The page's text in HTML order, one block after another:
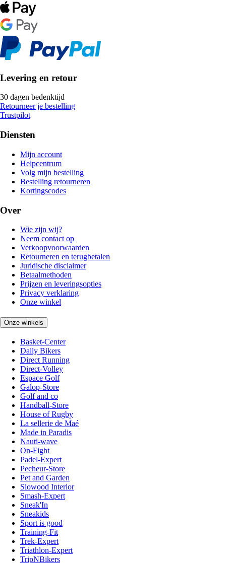
Levering en retour
30 dagen bedenktijd
Retourneer je bestelling
Trustpilot
Diensten
Mijn account
Helpcentrum
Volg mijn bestelling
Bestelling retourneren
Kortingscodes
Over
Wie zijn wij?
Neem contact op
Verkoopvoorwaarden
Retourneren en terugbetalen
Juridische disclaimer
Betaalmethoden
Prijzen en leveringsopties
Privacy verklaring
Onze winkel
Onze winkels
Basket-Center
Daily Bikers
Direct Running
Direct-Volley
Espace Golf
Galop-Store
Golf and co
Handball-Store
House of Rugby
La sellerie de Maé
Made in Paradis
Nauti-wave
On-Fight
Padel-Expert
Pecheur-Store
Pet and Garden
Slowood Interior
Smash-Expert
Sneak'In
Sneakids
Sport is good
Training-Fit
Trek-Expert
Triathlon-Expert
TripNBikers